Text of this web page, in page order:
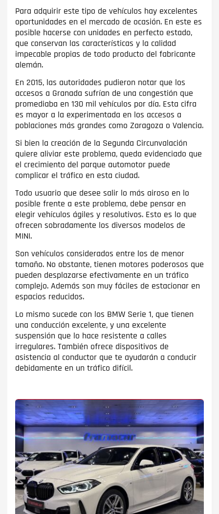
Para adquirir este tipo de vehículos hay excelentes
oportunidades en el mercado de ocasión. En este es
posible hacerse con unidades en perfecto estado,
que conservan las características y la calidad
impecable propias de todo producto del fabricante
alemán.
En 2015, las autoridades pudieron notar que los
accesos a Granada sufrían de una congestión que
promediaba en 130 mil vehículos por día. Esta cifra
es mayor a la experimentada en los accesos a
poblaciones más grandes como Zaragoza o Valencia.
Si bien la creación de la Segunda Circunvalación
quiere aliviar este problema, queda evidenciado que
el crecimiento del parque automotor puede
complicar el tráfico en esta ciudad.
Todo usuario que desee salir lo más airoso en lo
posible frente a este problema, debe pensar en
elegir vehículos ágiles y resolutivos. Esto es lo que
ofrecen sobradamente los diversos modelos de
MINI.
Son vehículos considerados entre los de menor
tamaño. No obstante, tienen motores poderosos que
pueden desplazarse efectivamente en un tráfico
complejo. Además son muy fáciles de estacionar en
espacios reducidos.
Lo mismo sucede con los BMW Serie 1, que tienen
una conducción excelente, y una excelente
suspensión que lo hace resistente a calles
irregulares. También ofrece dispositivos de
asistencia al conductor que te ayudarán a conducir
debidamente en un tráfico difícil.